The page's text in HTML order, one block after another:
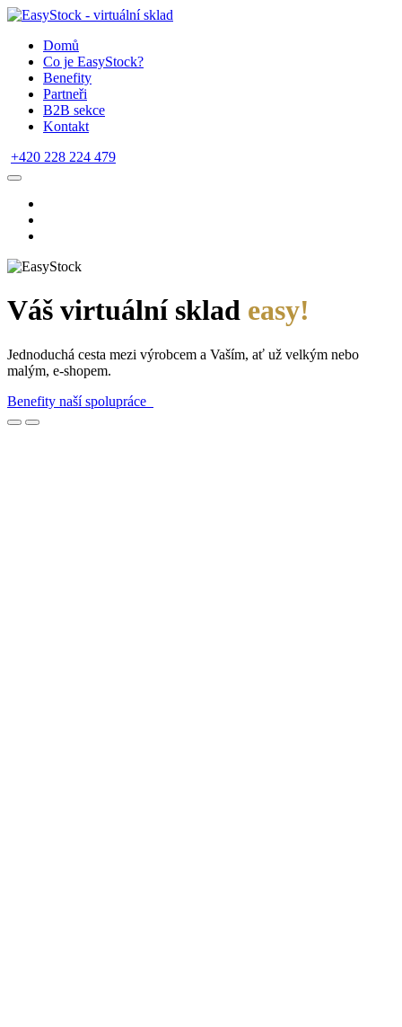
Domů
Co je EasyStock?
Benefity
Partneři
B2B sekce
Kontakt
+420 228 224 479
Váš virtuální sklad easy!
Jednoduchá cesta mezi výrobcem a Vaším, ať už velkým nebo
malým, e-shopem.
Benefity naší spolupráce